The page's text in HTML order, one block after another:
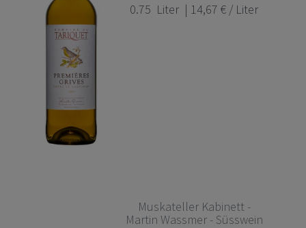
0.75 Liter | 14,67 € / Liter
Muskateller Kabinett -
Martin Wassmer - Süsswein